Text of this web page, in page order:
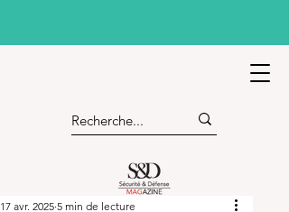
17 avr. 2025 5 min de lecture